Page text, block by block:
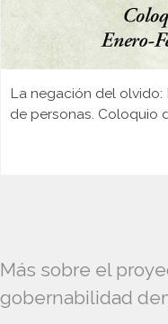
La negación del
de personas. Coloquio
Más sobre el
gobernabilidad